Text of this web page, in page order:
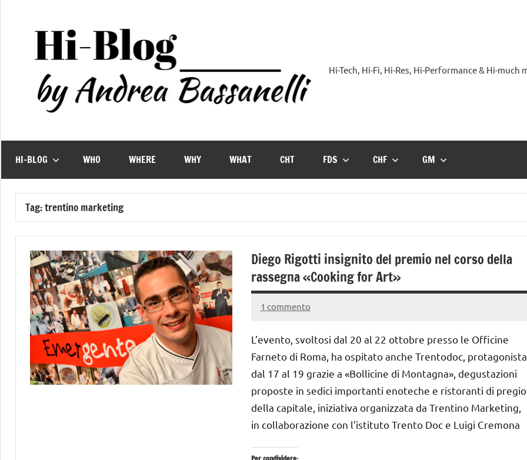
Hi-
by
Andrea
Bassanelli
Hi-Tech, Hi-Fi, Hi-Res, Hi-Performance & Hi-much
HI-BLOG WHO WHERE WHY WHAT CHT FDS CHF GM
Tag:trentino marketing
Diego Rigotti insignito del premio nel corso della
rassegna «Cooking for Art»
23
2016
Andrea
1 commento
L’evento, svoltosi dal 20 al 22 ottobre presso le Officine
Farneto di Roma, ha ospitato anche Trentodoc, protagonista
dal 17 al 19 grazie a «Bollicine di Montagna», degustazioni
proposte in sedici importanti enoteche e ristoranti di pregio
della capitale, iniziativa organizzata da Trentino Marketing,
in collaborazione con l’istituto Trento Doc e Luigi Cremona